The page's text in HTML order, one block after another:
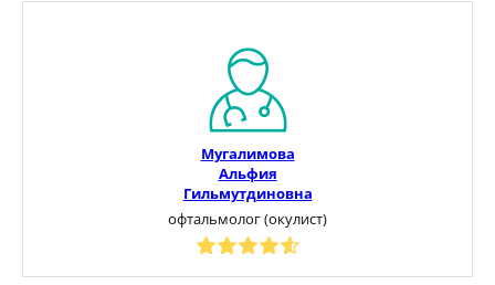
Мугалимова
Альфия
Гильмутдиновна
офтальмолог (окулист)